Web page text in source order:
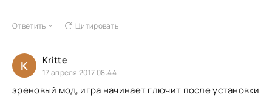
Ответить Цитировать
K Kritte
17 апреля 2017 08:44
зреновый мод, игра начинает глючит после установки